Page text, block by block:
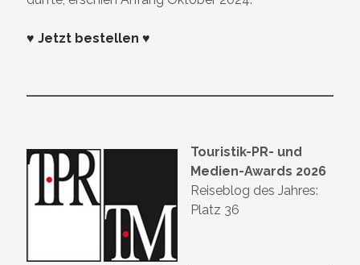
♥ Jetzt bestellen ♥
Touristik-PR- und
Medien-Awards 2026
Reiseblog des Jahres:
Platz 36